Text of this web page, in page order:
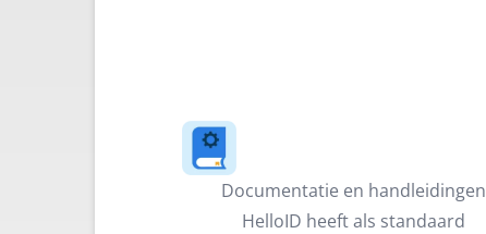
Documentatie en handleidingen
HelloID heeft als standaard